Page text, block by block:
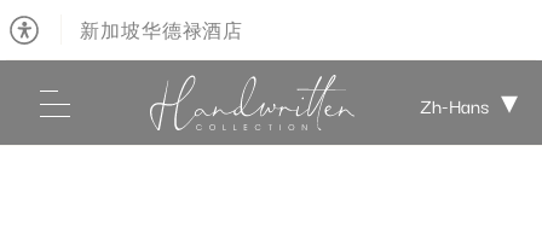
新加坡华德禄酒店
Zh-Hans